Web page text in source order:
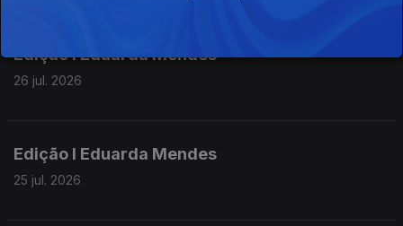
Edição I Eduarda Mendes
26 jul. 2026
Edição I Eduarda Mendes
25 jul. 2026